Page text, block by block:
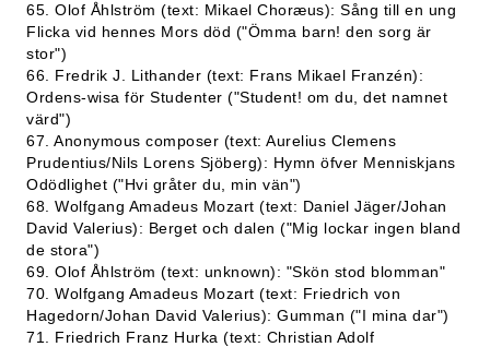
65. Olof Åhlström (text: Mikael Choræus): Sång till en ung
Flicka vid hennes Mors död ("Ömma barn! den sorg är
stor")
66. Fredrik J. Lithander (text: Frans Mikael Franzén):
Ordens-wisa för Studenter ("Student! om du, det namnet
värd")
67. Anonymous composer (text: Aurelius Clemens
Prudentius/Nils Lorens Sjöberg): Hymn öfver Menniskjans
Odödlighet ("Hvi gråter du, min vän")
68. Wolfgang Amadeus Mozart (text: Daniel Jäger/Johan
David Valerius): Berget och dalen ("Mig lockar ingen bland
de stora")
69. Olof Åhlström (text: unknown): "Skön stod blomman"
70. Wolfgang Amadeus Mozart (text: Friedrich von
Hagedorn/Johan David Valerius): Gumman ("I mina dar")
71. Friedrich Franz Hurka (text: Christian Adolf